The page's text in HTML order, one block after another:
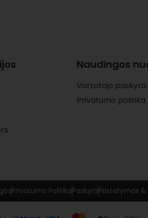
Naudingos
Vartotojo paskyra
Privatumo politika
Privatumo PolitikaPaskyraPristatymas &